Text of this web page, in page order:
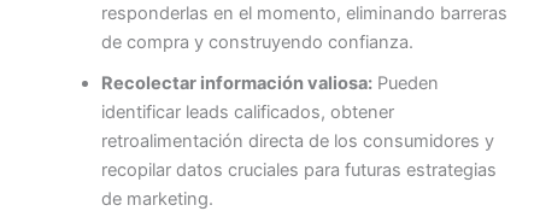
responderlas en el momento, eliminando barreras
de compra y construyendo confianza.
Recolectar información valiosa:Pueden
identificar leads calificados, obtener
retroalimentación directa de los consumidores y
recopilar datos cruciales para futuras estrategias
de marketing.